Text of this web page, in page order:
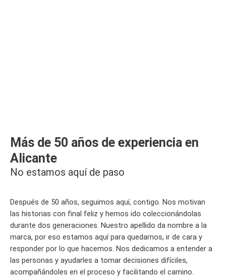
Más de 50 años de experiencia en
Alicante
No estamos aquí de paso
Después de 50 años, seguimos aquí, contigo. Nos motivan
las historias con final feliz y hemos ido coleccionándolas
durante dos generaciones. Nuestro apellido da nombre a la
marca, por eso estamos aquí para quedarnos, ir de cara y
responder por lo que hacemos. Nos dedicamos a entender a
las personas y ayudarles a tomar decisiones difíciles,
acompañándoles en el proceso y facilitando el camino.